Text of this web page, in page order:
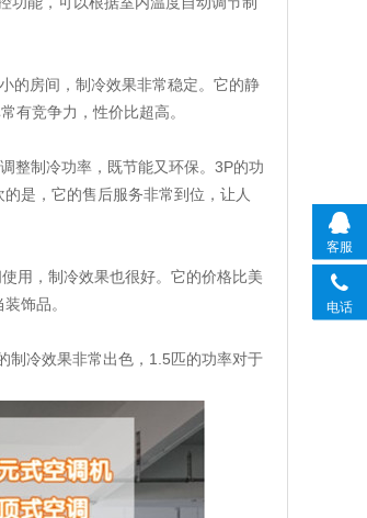
的房间，制冷效果非常稳定。它的静
有竞争力，性价比超高。
整制冷功率，既节能又环保。3P的功
是，它的售后服务非常到位，让人
用，制冷效果也很好。它的价格比美
饰品。
制冷效果非常出色，1.5匹的功率对于
客服
电话